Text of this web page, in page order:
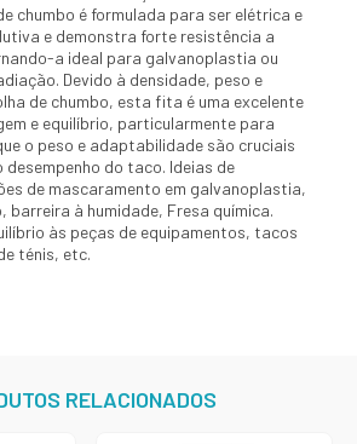
chumbo é formulada para ser elétrica e
e demonstra forte resistência a
a ideal para galvanoplastia ou
Devido à densidade, peso e
de chumbo, esta fita é uma excelente
e equilíbrio, particularmente para
o peso e adaptabilidade são cruciais
desempenho do taco. Ideias de
de mascaramento em galvanoplastia,
barreira à humidade, Fresa química.
às peças de equipamentos, tacos
ténis, etc.
RELACIONADOS